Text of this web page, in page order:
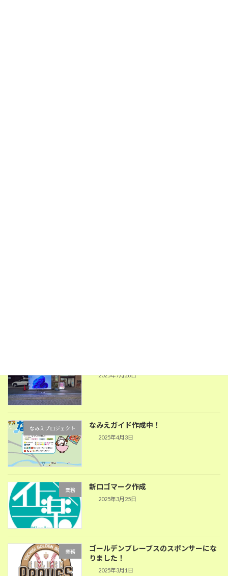
2025年7月26日
なみえプロジェクト なみえガイド作成中！
2025年4月3日
業務 新ロゴマーク作成
2025年3月25日
業務
ゴールデンブレーブスのスポンサーにな
りました！
2025年3月1日